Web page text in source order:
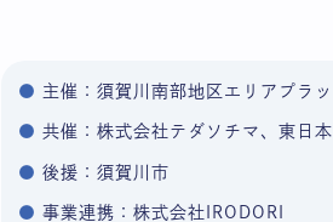
主催：須賀川南部地区エリアプラ
共催：株式会社テダソチマ、東日
後援：須賀川市
事業連携：株式会社IRODORI